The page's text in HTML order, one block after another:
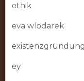
ethik
eva wlodarek
existenzgründung
ey